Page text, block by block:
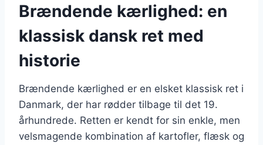
Brændende kærlighed: en
klassisk dansk ret med
historie
Brændende kærlighed er en elsket klassisk ret i
Danmark, der har rødder tilbage til det 19.
århundrede. Retten er kendt for sin enkle, men
velsmagende kombination af kartofler, flæsk og